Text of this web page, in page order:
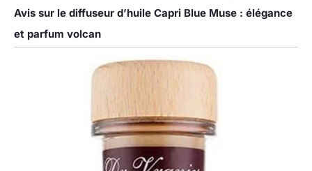
Avis sur le diffuseur d’huile Capri Blue Muse : élégance
et parfum volcan